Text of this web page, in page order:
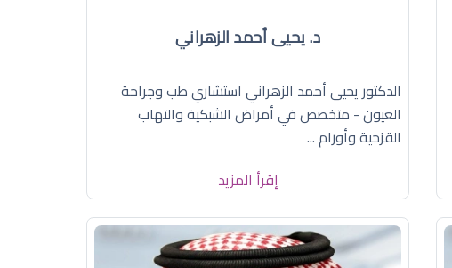
د. يحيى أحمد الزهراني
الدكتور يحيى أحمد الزهراني استشاري طب وجراحة
العيون - متخصص في أمراض الشبكية والتهاب
القزحية وأورام ...
إقرأ المزيد